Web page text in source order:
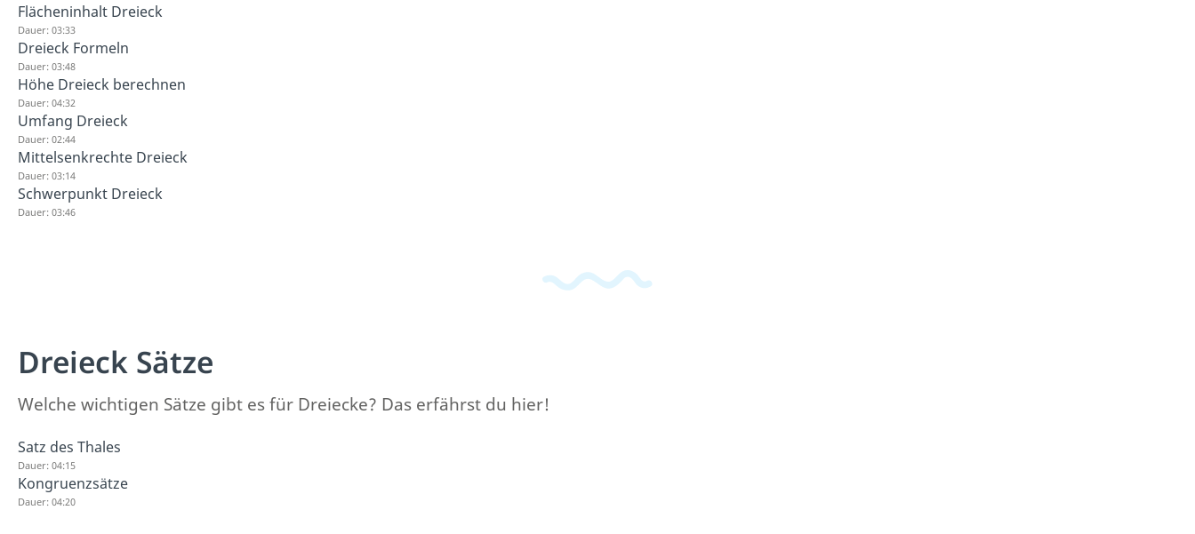
Flächeninhalt Dreieck
Dauer: 03:33
Dreieck Formeln
Dauer: 03:48
Höhe Dreieck berechnen
Dauer: 04:32
Umfang Dreieck
Dauer: 02:44
Mittelsenkrechte Dreieck
Dauer: 03:14
Schwerpunkt Dreieck
Dauer: 03:46
Dreieck Sätze
Welche wichtigen Sätze gibt es für Dreiecke? Das erfährst du hier!
Satz des Thales
Dauer: 04:15
Kongruenzsätze
Dauer: 04:20